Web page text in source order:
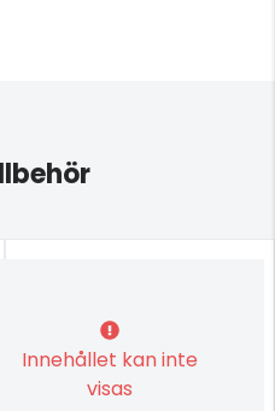
Innehållet kan inte
visas